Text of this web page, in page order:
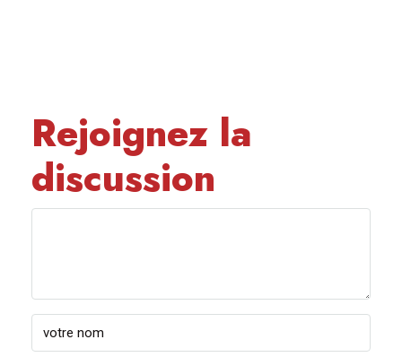
Rejoignez la
discussion